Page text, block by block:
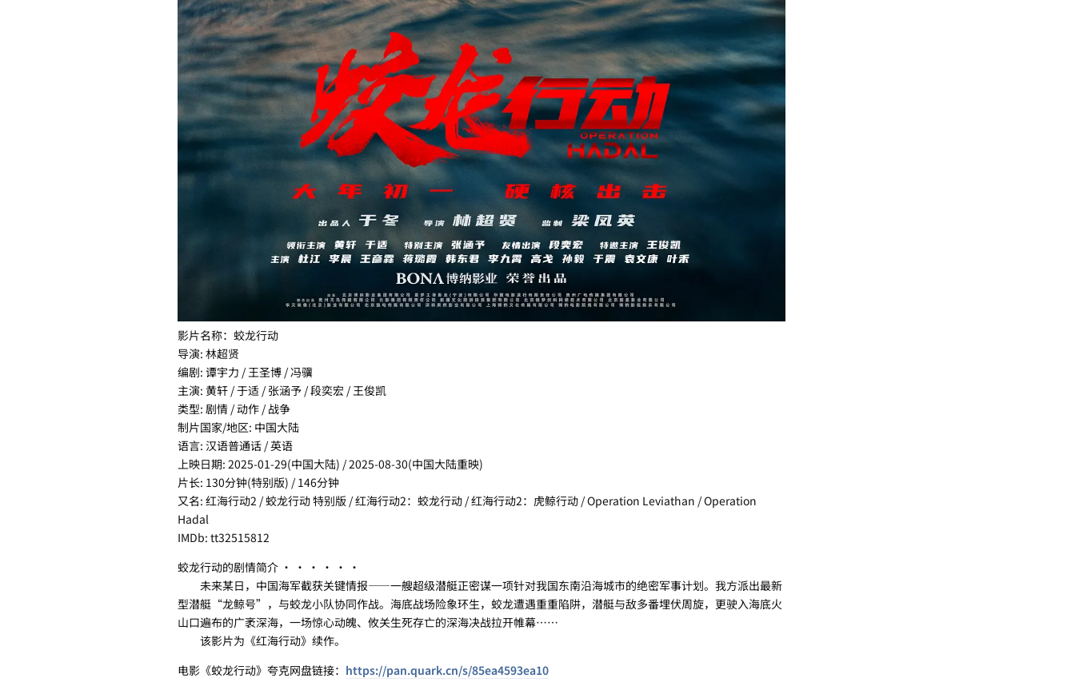
影片名称：蛟龙行动
导演: 林超贤
编剧: 谭宇力 / 王圣博 / 冯骥
主演: 黄轩 / 于适 / 张涵予 / 段奕宏 / 王俊凯
类型: 剧情 / 动作 / 战争
制片国家/地区: 中国大陆
语言: 汉语普通话 / 英语
上映日期: 2025-01-29(中国大陆) / 2025-08-30(中国大陆重映)
片长: 130分钟(特别版) / 146分钟
又名: 红海行动2 / 蛟龙行动 特别版 / 红海行动2：蛟龙行动 / 红海行动2：虎鲸行动 / Operation Leviathan / Operation
Hadal
IMDb: tt32515812
蛟龙行动的剧情简介 · · · · · ·
未来某日，中国海军截获关键情报——一艘超级潜艇正密谋一项针对我国东南沿海城市的绝密军事计划。我方派出最新
型潜艇“龙鲸号”，与蛟龙小队协同作战。海底战场险象环生，蛟龙遭遇重重陷阱，潜艇与敌多番埋伏周旋，更驶入海底火
山口遍布的广袤深海，一场惊心动魄、攸关生死存亡的深海决战拉开帷幕……
该影片为《红海行动》续作。
电影《蛟龙行动》夸克网盘链接： https://pan.quark.cn/s/85ea4593ea10